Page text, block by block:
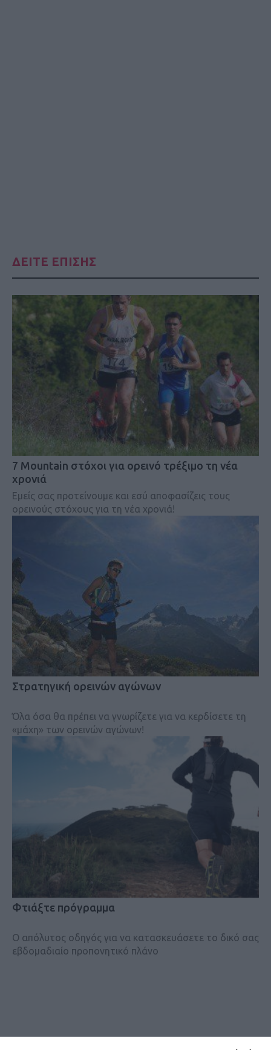
ΔΕΙΤΕ ΕΠΙΣΗΣ
7 Mountain στόχοι για ορεινό τρέξιμο τη νέα
χρονιά
Εμείς σας προτείνουμε και εσύ αποφασίζεις τους
ορεινούς στόχους για τη νέα χρονιά!
Στρατηγική ορεινών αγώνων
Όλα όσα θα πρέπει να γνωρίζετε για να κερδίσετε τη
«μάχη» των ορεινών αγώνων!
Φτιάξτε πρόγραμμα
Ο απόλυτος οδηγός για να κατασκευάσετε το δικό σας
εβδομαδιαίο προπονητικό πλάνο